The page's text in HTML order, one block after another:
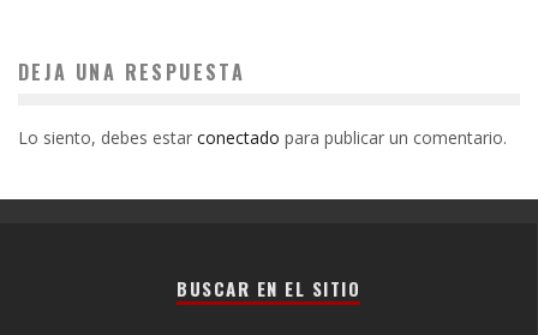
DEJA UNA RESPUESTA
Lo siento, debes estar conectado para publicar un comentario.
BUSCAR EN EL SITIO